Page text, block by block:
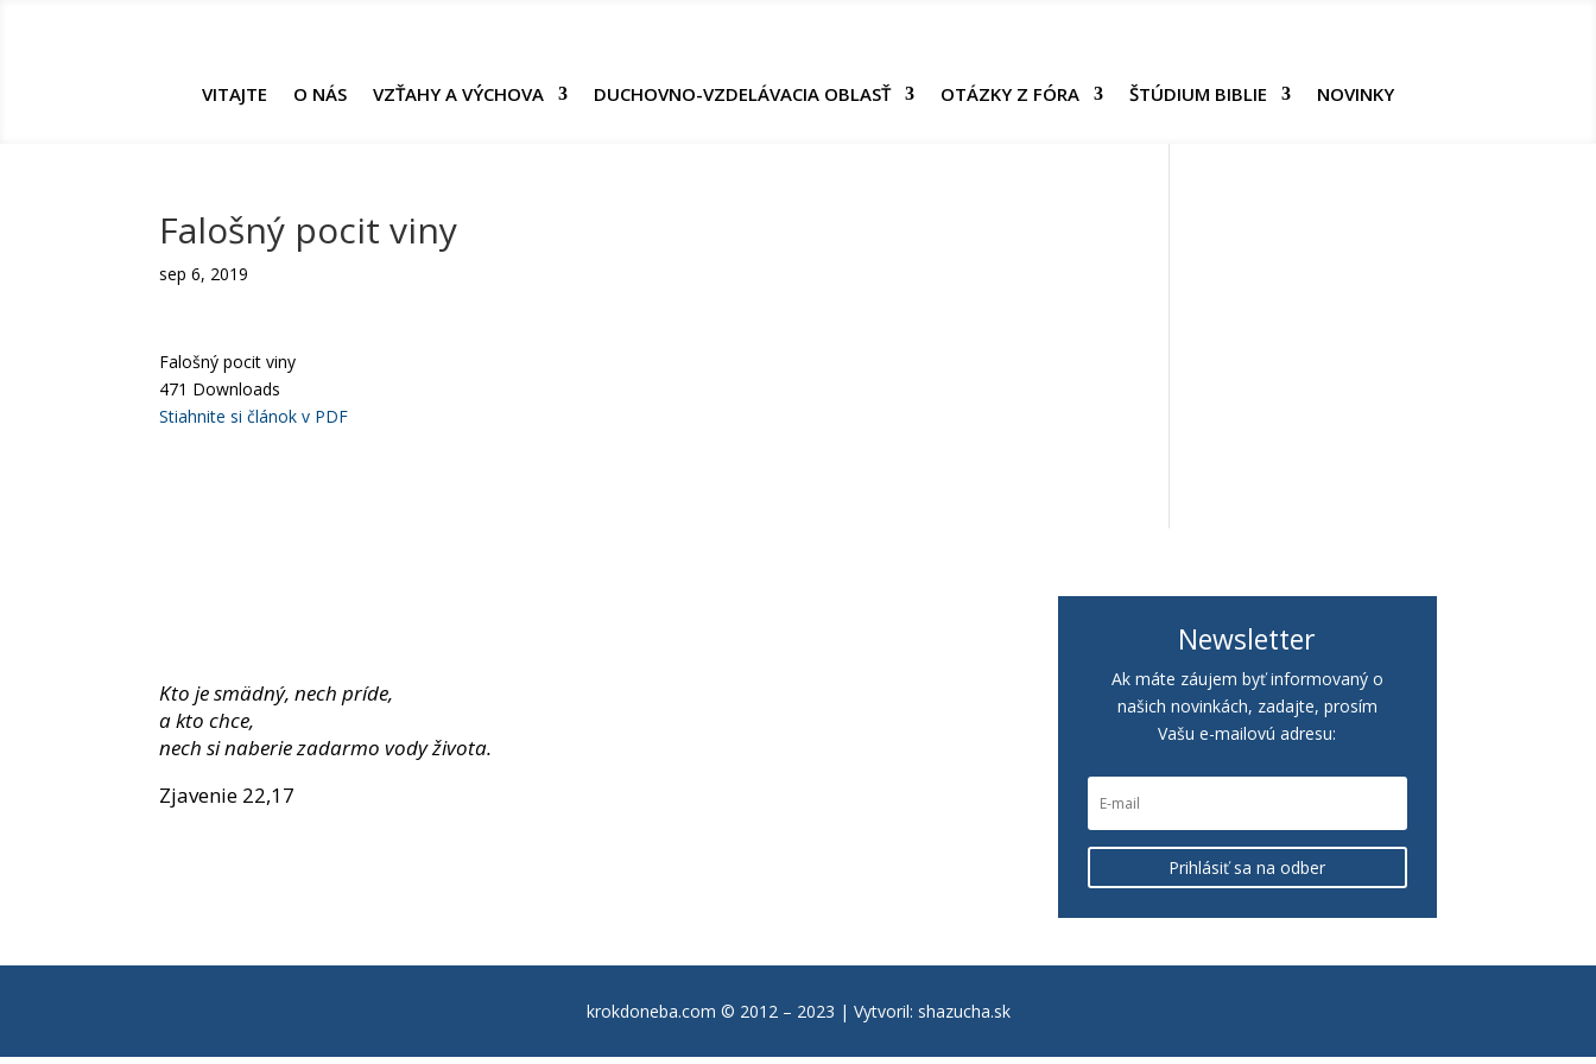
VITAJTE O NÁS VZŤAHY A VÝCHOVA DUCHOVNO-VZDELÁVACIA OBLASŤ OTÁZKY Z FÓRA ŠTÚDIUM BIBLIE NOVINKY
Falošný pocit viny
sep 6, 2019
Falošný pocit viny
471 Downloads
Stiahnite si článok v PDF
Kto je smädný, nech príde,
a kto chce,
nech si naberie zadarmo vody života.
Zjavenie 22,17
Newsletter
Ak máte záujem byť informovaný o
našich novinkách, zadajte, prosím
Vašu e-mailovú adresu:
Prihlásiť sa na odber
krokdoneba.com © 2012 – 2023 | Vytvoril: shazucha.sk